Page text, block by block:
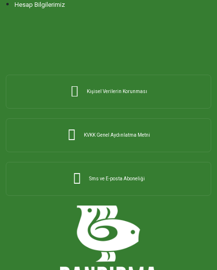
Hesap Bilgilerimiz
Kişisel Verilerin Korunması
KVKK Genel Aydınlatma Metni
Sms ve E-posta Aboneliği